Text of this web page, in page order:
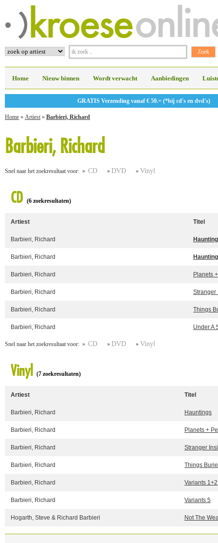
Home Nieuw binnen Wordt verwacht Aanbiedingen
GRATIS Verzending vanaf € 50.= (*bij cd's en dvd's)
Home » Artiest » Barbieri, Richard
Barbieri, Richard
Snel naar het zoekresultaat voor: » CD » DVD » Vinyl
CD (6 zoekresultaten)
Artiest Titel
Barbieri, Richard
Barbieri, Richard
Barbieri, Richard Planets
Barbieri, Richard Stranger
Barbieri, Richard Things
Barbieri, Richard Under A
Snel naar het zoekresultaat voor: » CD » DVD » Vinyl
Vinyl (7 zoekresultaten)
Artiest Titel
Barbieri, Richard Hauntings
Barbieri, Richard Planets +
Barbieri, Richard Stranger
Barbieri, Richard Things
Barbieri, Richard Variants 1+2
Barbieri, Richard Variants 5
Hogarth, Steve & Richard Barbieri Not The